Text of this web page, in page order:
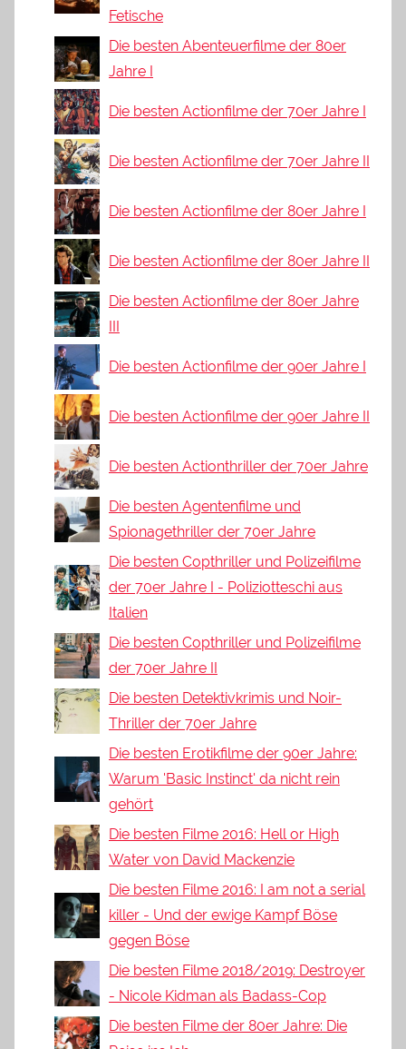
Fetische
Die besten Abenteuerfilme der 80er
Jahre I
Die besten Actionfilme der 70er Jahre I
Die besten Actionfilme der 70er Jahre II
Die besten Actionfilme der 80er Jahre I
Die besten Actionfilme der 80er Jahre II
Die besten Actionfilme der 80er Jahre
III
Die besten Actionfilme der 90er Jahre I
Die besten Actionfilme der 90er Jahre II
Die besten Actionthriller der 70er Jahre
Die besten Agentenfilme und
Spionagethriller der 70er Jahre
Die besten Copthriller und Polizeifilme
der 70er Jahre I - Poliziotteschi aus
Italien
Die besten Copthriller und Polizeifilme
der 70er Jahre II
Die besten Detektivkrimis und Noir-
Thriller der 70er Jahre
Die besten Erotikfilme der 90er Jahre:
Warum 'Basic Instinct' da nicht rein
gehört
Die besten Filme 2016: Hell or High
Water von David Mackenzie
Die besten Filme 2016: I am not a serial
killer - Und der ewige Kampf Böse
gegen Böse
Die besten Filme 2018/2019: Destroyer
- Nicole Kidman als Badass-Cop
Die besten Filme der 80er Jahre: Die